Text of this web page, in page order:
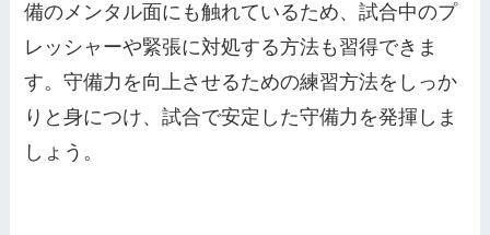
備のメンタル面にも触れているため、試合中のプ
レッシャーや緊張に対処する方法も習得できま
す。守備力を向上させるための練習方法をしっか
りと身につけ、試合で安定した守備力を発揮しま
しょう。